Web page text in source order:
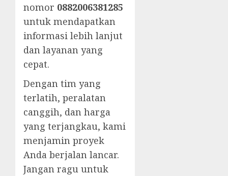
nomor 0882006381285
untuk mendapatkan
informasi lebih lanjut
dan layanan yang
cepat.
Dengan tim yang
terlatih, peralatan
canggih, dan harga
yang terjangkau, kami
menjamin proyek
Anda berjalan lancar.
Jangan ragu untuk